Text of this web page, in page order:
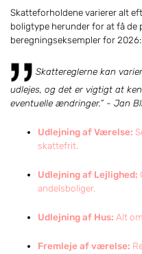
Skatteforholdene varierer alt
boligtype herunder for at få de
beregningseksempler for 2026:
Skattereglerne kan
udlejes, og det er vigtigt at
eventuelle ændringer.” - Jan
Udlejning af Værelse:
skattefrit.
Udlejning af Lejlighed:
andelsboliger.
Udlejning af Hus: Alt
Fremleje af værelse: